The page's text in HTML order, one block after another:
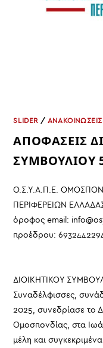
SLIDER / ΑΝΑΚΟΙΝΩΣΕΙΣ
ΑΠΟΦΑΣΕΙΣ
ΣΥΜΒΟΥΛΙΟΥ
Ο.Σ.Υ.Α.Π.Ε.
ΠΕΡΙΦΕΡΕΙΩΝ
όροφος email:
προέδρου:
Αθήνα
Αριθμ.
ΔΙΟΙΚΗΤΙΚΟΥ
Συναδέλφισσες,
2025, συνεδρίασε το
Ομοσπονδίας, στα
μέλη και